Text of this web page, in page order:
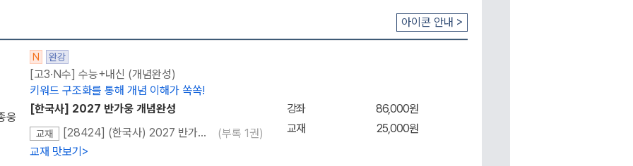
아이콘 안내 >
웅
N 완강
[고3·N수] 수능+내신 (개념완성)
키워드 구조화를 통해 개념 이해가 쏙쏙!
[한국사] 2027 반가웅 개념완성
교재 [28424] (한국사) 2027 반가웅 개념완성
(부록 1권)
교재 맛보기 >
강좌
86,000원
교재
25,000원